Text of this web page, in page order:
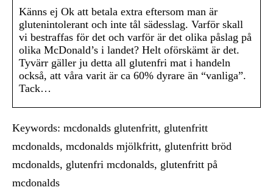
Känns ej Ok att betala extra eftersom man är
glutenintolerant och inte tål sädesslag. Varför skall
vi bestraffas för det och varför är det olika påslag på
olika McDonald’s i landet? Helt oförskämt är det.
Tyvärr gäller ju detta all glutenfri mat i handeln
också, att våra varit är ca 60% dyrare än “vanliga”.
Tack…
Keywords: mcdonalds glutenfritt, glutenfritt
mcdonalds, mcdonalds mjölkfritt, glutenfritt bröd
mcdonalds, glutenfri mcdonalds, glutenfritt på
mcdonalds